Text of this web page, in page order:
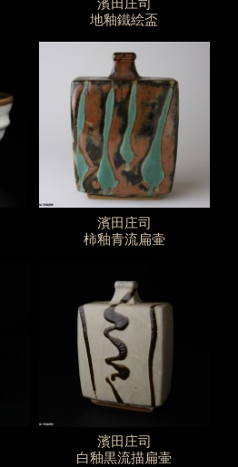
濱田庄司
地釉鐵絵盃
濱田庄司
柿釉青流扁壷
濱田庄司
白釉黒流描扁壷